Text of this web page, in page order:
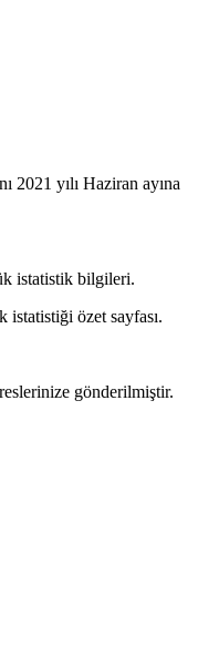
2021 yılı Haziran ayına
istatistik bilgileri.
istatistiği özet sayfası.
gönderilmiştir.